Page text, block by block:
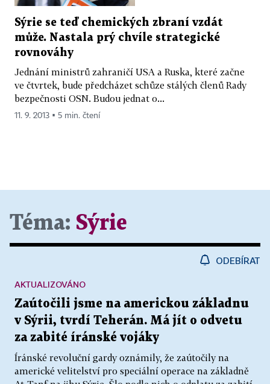
Sýrie se teď chemických zbraní vzdát
může. Nastala prý chvíle strategické
rovnováhy
Jednání ministrů zahraničí USA a Ruska, které začne
ve čtvrtek, bude předcházet schůze stálých členů Rady
bezpečnosti OSN. Budou jednat o...
11. 9. 2013 ▪ 5 min. čtení
Téma: Sýrie
ODEBÍRAT
Zaútočili jsme na americkou základnu
v Sýrii, tvrdí Teherán. Má jít o odvetu
za zabité íránské vojáky
Íránské revoluční gardy oznámily, že zaútočily na
americké velitelství pro speciální operace na základně
AKTUALIZOVÁNO